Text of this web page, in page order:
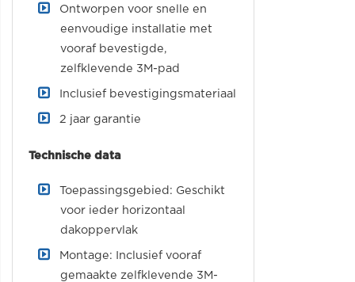
Ontworpen voor snelle en
eenvoudige installatie met
vooraf bevestigde,
zelfklevende 3M-pad
Inclusief bevestigingsmateriaal
2 jaar garantie
Technische data
Toepassingsgebied: Geschikt
voor ieder horizontaal
dakoppervlak
Montage: Inclusief vooraf
gemaakte zelfklevende 3M-